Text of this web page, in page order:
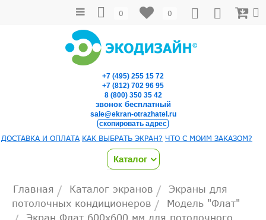
0
0
+7 (495) 255 15 72
+7 (812) 702 96 95
8 (800) 350 35 42
звонок бесплатный
sale@ekran-otrazhatel.ru
скопировать адрес
ДОСТАВКА И ОПЛАТА КАК ВЫБРАТЬ ЭКРАН? ЧТО С МОИМ ЗАКАЗОМ?
Каталог
Главная / Каталог экранов /
Экраны для
потолочных кондиционеров / Модель "Флат"
Экран Флат 600х600 мм для потолочного